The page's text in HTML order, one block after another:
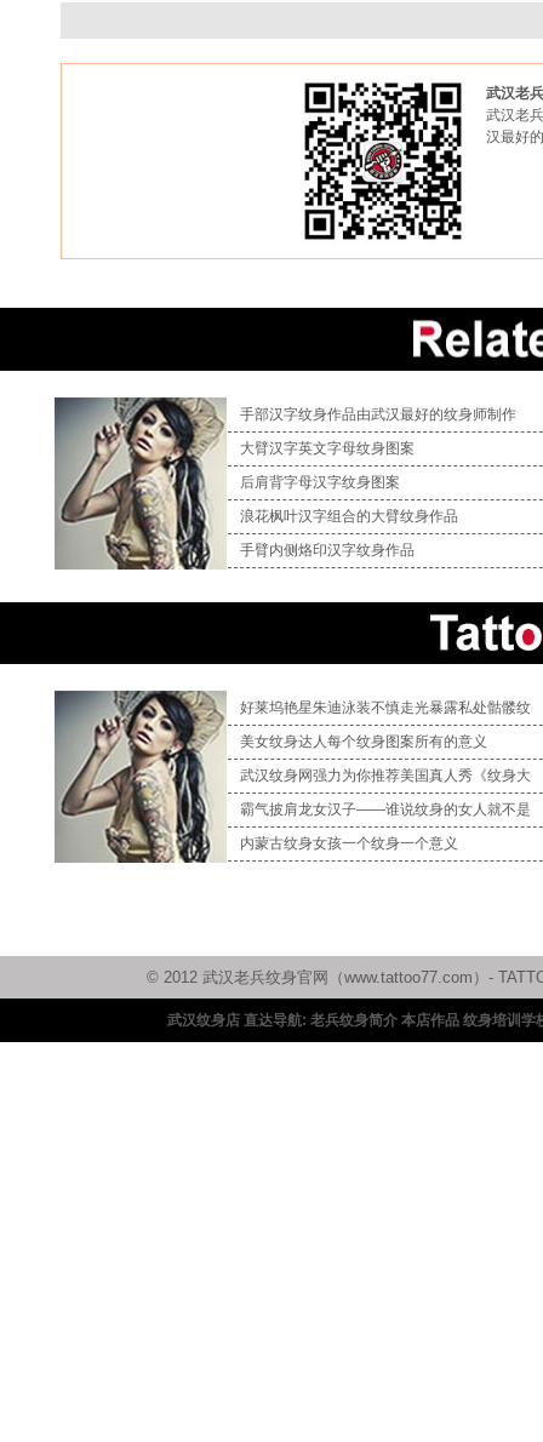
武汉老
武汉老
汉最好
手部汉字纹身作品由武汉最好的纹身师制作
大臂汉字英文字母纹身图案
后肩背字母汉字纹身图案
浪花枫叶汉字组合的大臂纹身作品
手臂内侧烙印汉字纹身作品
好莱坞艳星朱迪泳装不慎走光暴露私处骷髅纹
美女纹身达人每个纹身图案所有的意义
武汉纹身网强力为你推荐美国真人秀《纹身大
霸气披肩龙女汉子——谁说纹身的女人就不是
内蒙古纹身女孩一个纹身一个意义
© 2012 武汉老兵纹身官网（www.tattoo77.com）-
武汉纹身店 直达导航: 老兵纹身简介 本店作品 纹身培训学